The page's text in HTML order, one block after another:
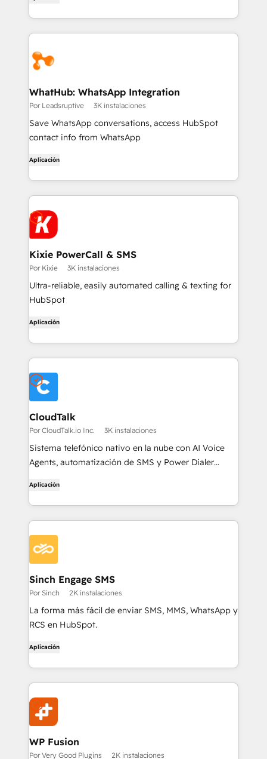
WhatHub: WhatsApp Integration
Por Leadsruptive 3K instalaciones
Save WhatsApp conversations, access HubSpot
contact info from WhatsApp
Aplicación
Kixie PowerCall & SMS
Por Kixie 3K instalaciones
Ultra-reliable, easily automated calling & texting for
HubSpot
Aplicación
CloudTalk
Por CloudTalk.io Inc. 3K instalaciones
Sistema telefónico nativo en la nube con AI Voice
Agents, automatización de SMS y Power Dialer
grabaciones directamente en las propiedades de
HubSpot.
Aplicación
Sinch Engage SMS
Por Sinch 2K instalaciones
La forma más fácil de enviar SMS, MMS, WhatsApp y
RCS en HubSpot.
Aplicación
WP Fusion
Por Very Good Plugins 2K instalaciones